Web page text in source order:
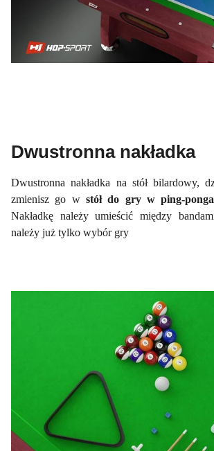
Dwustronna nakładka
Dwustronna nakładka na stół bilardowy,
zmienisz go w stół do gry w ping-
Nakładkę należy umieścić między
należy już tylko wybór gry